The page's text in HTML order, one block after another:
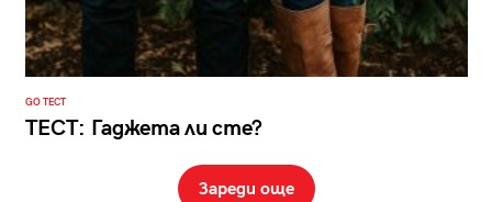
GO ТЕСТ
ТЕСТ: Гаджета ли сте?
Зареди още